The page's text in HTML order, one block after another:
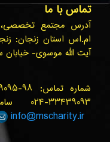
تماس با ما
آدرس مجتمع تخصصی،
ام.اس استان زنجان:
آیت الله موسوی- خیابان
۳۳۴۳۹۰۹۳-۰۲۴ سامانه پیام کوتاه: ۳۰۰۰۰۲۴۰
info@mscharity.ir